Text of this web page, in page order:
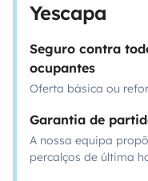
Yescapa
Seguro contra
ocupantes
Oferta básica ou
Garantia de
A nossa equipa
percalços de última